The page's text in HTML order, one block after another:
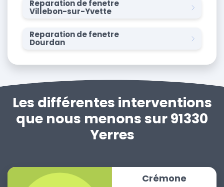
Reparation de fenetre
Villebon-sur-Yvette
Reparation de fenetre
Dourdan
Les différentes interventions
que nous menons sur 91330
Yerres
Crémone